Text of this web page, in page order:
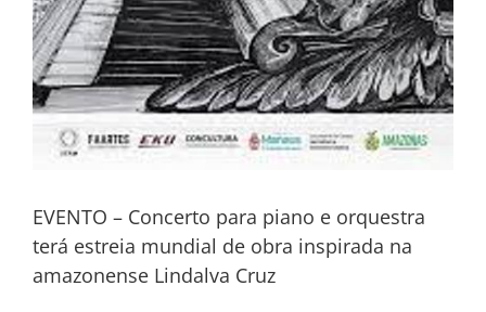
EVENTO – Concerto para piano e orquestra
terá estreia mundial de obra inspirada na
amazonense Lindalva Cruz